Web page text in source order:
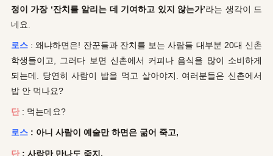
정이 가장 ‘잔치를 알리는 데 기여하고 있지 않는가’라는 생각이 드
네요.
로스 : 왜냐하면은! 잔꾼들과 잔치를 보는 사람들 대부분 20대 신촌
학생들이고, 그러다 보면 신촌에서 커피나 음식을 많이 소비하게
되는데. 당연히 사람이 밥을 먹고 살아야지. 여러분들은 신촌에서
밥 안 먹나요?
단: 먹는데요?
로스 : 아니 사람이 예술만 하면은 굶어 죽고,
단: 사람만 만나도 죽지.